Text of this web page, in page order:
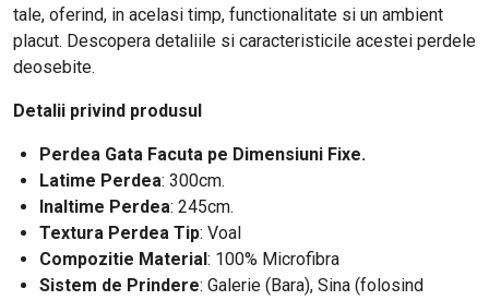
tale, oferind, in acelasi timp, functionalitate si un ambient
placut. Descopera detaliile si caracteristicile acestei perdele
deosebite.
Detalii privind produsul
Perdea Gata Facuta pe Dimensiuni Fixe.
Latime Perdea: 300cm.
Inaltime Perdea: 245cm.
Textura Perdea Tip: Voal
Compozitie Material: 100% Microfibra
Sistem de Prindere: Galerie (Bara), Sina (folosind